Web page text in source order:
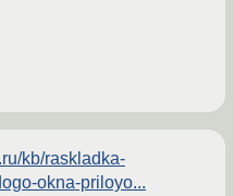
kb/raskladka-
okna-priloyo...